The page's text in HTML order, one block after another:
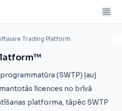
Trading Platform
(SWTP) ļauj
licences no brīvā
platforma, tāpēc SWTP